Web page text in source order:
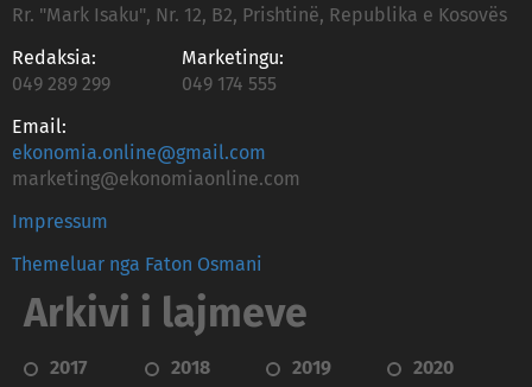
Rr. "Mark Isaku", Nr. 12, B2, Prishtinë, Republika e Kosovës
Redaksia:
049 289 299
Marketingu:
049 174 555
Email:
ekonomia.online@gmail.com
marketing@ekonomiaonline.com
Impressum
Themeluar nga Faton Osmani
Arkivi i lajmeve
2017 2018 2019
2020